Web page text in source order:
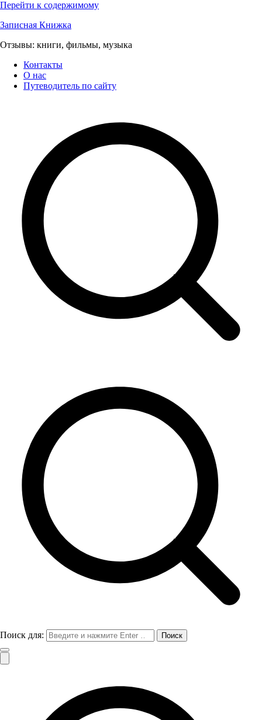
Перейти к содержимому
Записная Книжка
Отзывы: книги, фильмы, музыка
Контакты
О нас
Путеводитель по сайту
Поиск для: